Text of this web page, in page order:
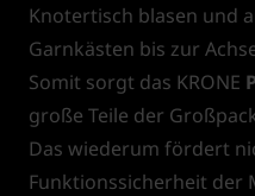
Knotertisch blasen und
Garnkästen bis zur
Somit sorgt das KRONE
große Teile der
Das wiederum fördert
Funktionssicherheit der